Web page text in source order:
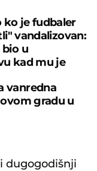
je fudbaler
vandalizovan:
bio u
kad mu je
vanredna
gradu u
dugogodišnji